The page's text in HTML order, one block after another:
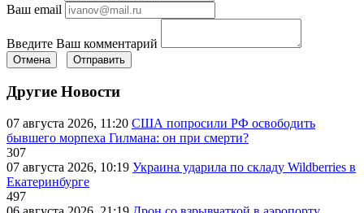
Ваш email
Введите Ваш комментарий
Отмена Отправить
Другие Новости
07 августа 2026, 11:20 США попросили РФ освободить
бывшего морпеха Гилмана: он при смерти?
307
07 августа 2026, 10:19 Украина ударила по складу Wildberries в
Екатеринбурге
497